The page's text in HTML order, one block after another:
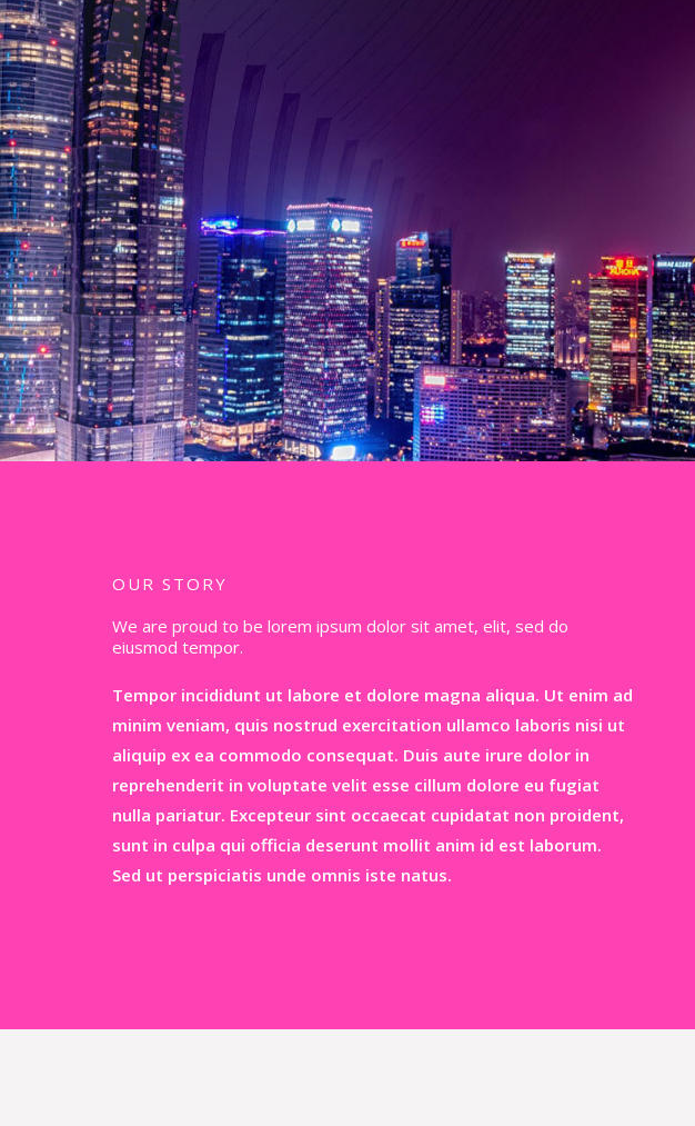
OUR STORY
We are proud to be lorem ipsum dolor sit amet, elit, sed do
eiusmod tempor.
Tempor incididunt ut labore et dolore magna aliqua. Ut enim ad
minim veniam, quis nostrud exercitation ullamco laboris nisi ut
aliquip ex ea commodo consequat. Duis aute irure dolor in
reprehenderit in voluptate velit esse cillum dolore eu fugiat
nulla pariatur. Excepteur sint occaecat cupidatat non proident,
sunt in culpa qui officia deserunt mollit anim id est laborum.
Sed ut perspiciatis unde omnis iste natus.